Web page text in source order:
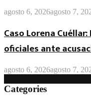
agosto 6, 2026agosto 7,
Caso Lorena
oficiales ante
agosto 6, 2026agosto 7,
Categories